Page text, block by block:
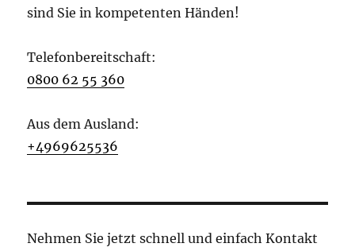
sind Sie in kompetenten Händen!
Telefonbereitschaft:
0800 62 55 360
Aus dem Ausland:
+4969625536
Nehmen Sie jetzt schnell und einfach Kontakt